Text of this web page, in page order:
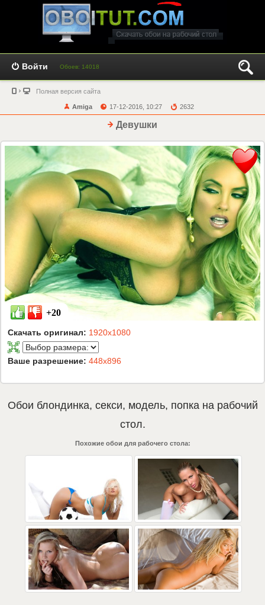
Войти Обоев: 14018
Полная версия сайта
Amiga 17-12-2016, 10:27 2632
Девушки
+20
Скачать оригинал: 1920x1080
Ваше разрешение: 448x896
Обои блондинка, секси, модель, попкана рабочий
стол.
Похожие обои для рабочего стола: